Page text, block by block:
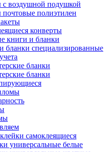
с воздушной подушкой
полиэтилен
конверты
книги и бланки
бланки специализированные
бланки
бланки
самоклеящиеся
универсальные белые